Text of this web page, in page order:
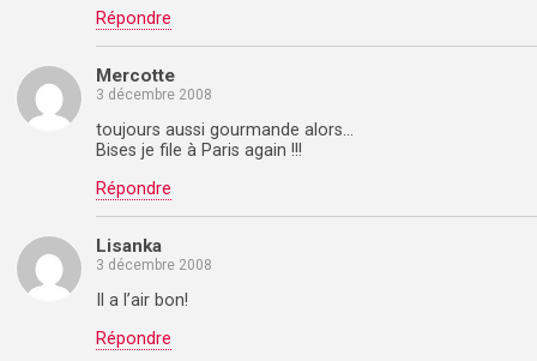
Répondre
Mercotte
3 décembre 2008
toujours aussi gourmande alors…
Bises je file à Paris again !!!
Répondre
Lisanka
3 décembre 2008
Il a l’air bon!
Répondre